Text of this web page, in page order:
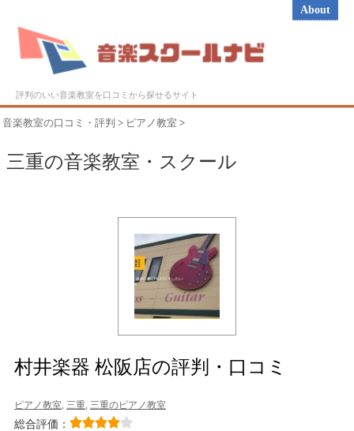
About
評判のいい音楽教室を口コミから探せるサイト
音楽教室の口コミ・評判 > ピアノ教室 >
三重の音楽教室・スクール
村井楽器 松阪店の評判・口コミ
ピアノ教室, 三重, 三重のピアノ教室
総合評価：